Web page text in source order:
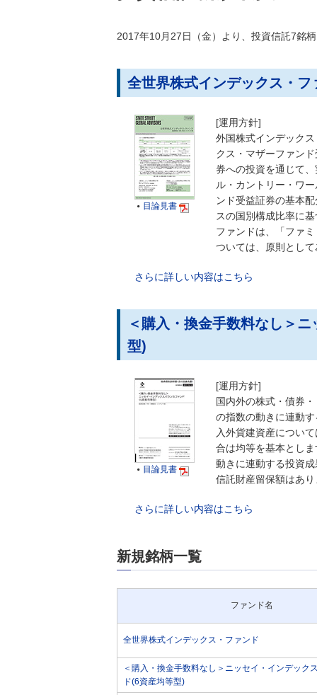
2017年10月27日（金）より、投資信託7銘
全世界株式インデックス・フ
 目論見書
[運用方針]
外国株式インデック
クス・マザーファン
券への投資を通じて
ル・カントリー・ワ
ンド受益証券の基本
スの国別構成比率に
ファンドは、「ファ
ついては、原則とし
さらに詳しい内容はこちら
＜購入・換金手数料なし＞
型)
 目論見書
[運用方針]
国内外の株式・債券
の指数の動きに連動
入外貨建資産につい
合は均等を基本とし
動きに連動する投資
信託財産留保額はあ
さらに詳しい内容はこちら
新規銘柄一覧
ファンド名
全世界株式インデックス・ファンド
＜購入・換金手数料なし＞ニッセイ・インデック
ド(6資産均等型)